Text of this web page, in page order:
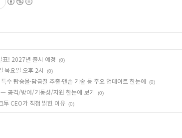
표! 2027년 출시 예정
(0)
목요일 오후 2시 (0)
탑승물·담금질 추출·맨손 기술 등 주요 업데이트 한눈에 (0)
공격/방어/기동성/자원 한눈에 보기 (0)
CEO가 직접 밝힌 이유 (0)